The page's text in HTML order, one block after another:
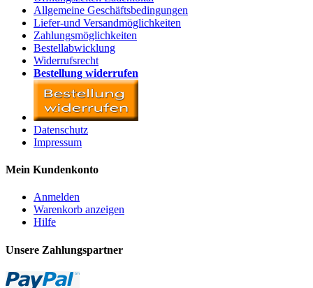
Allgemeine Geschäftsbedingungen
Liefer-und Versandmöglichkeiten
Zahlungsmöglichkeiten
Bestellabwicklung
Widerrufsrecht
Bestellung widerrufen
Datenschutz
Impressum
Mein Kundenkonto
Anmelden
Warenkorb anzeigen
Hilfe
Unsere Zahlungspartner